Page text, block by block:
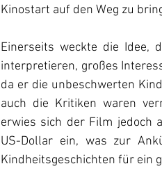
Kinostart auf den Weg zu
Einerseits weckte die Idee,
interpretieren, großes
da er die unbeschwerten
auch die Kritiken waren
erwies sich der Film jedoch
US-Dollar ein, was zur
Kindheitsgeschichten für ein